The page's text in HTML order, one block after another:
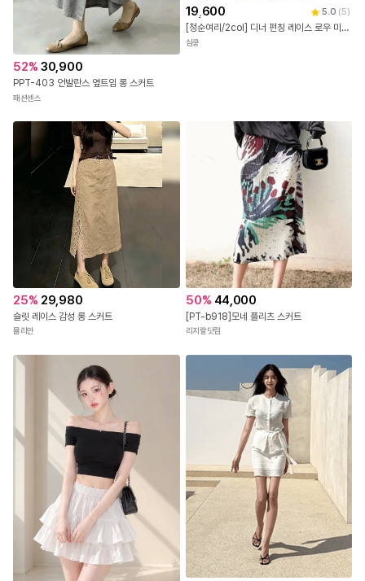
52% 30,900
PPT-403 언발란스 옆트임 롱 스커트
패션센스
배
송
19,600 5.0 (5)
[청순여리/2col] 디너 펀칭 레이스 로우 미니 스커트
심쿵
25% 29,980
슬릿 레이스 감성 롱 스커트
뮬리안
50% 44,000
[PT-b918]모네 플리츠 스커트
리지랄닷컴